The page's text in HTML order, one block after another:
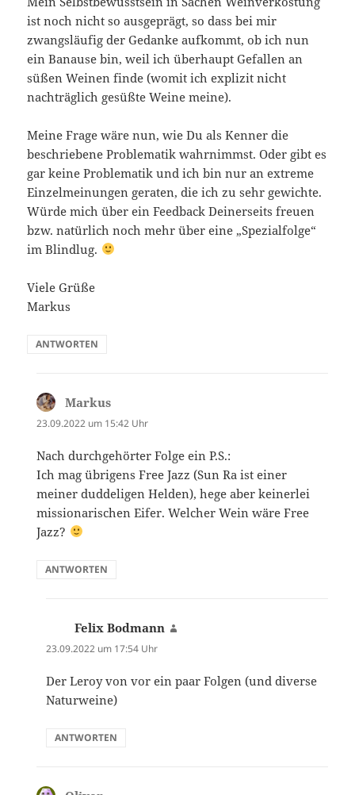
ist noch nicht so ausgeprägt, so dass bei mir
zwangsläufig der Gedanke aufkommt, ob ich nun
ein Banause bin, weil ich überhaupt Gefallen an
süßen Weinen finde (womit ich explizit nicht
nachträglich gesüßte Weine meine).
Meine Frage wäre nun, wie Du als Kenner die
beschriebene Problematik wahrnimmst. Oder gibt es
gar keine Problematik und ich bin nur an extreme
Einzelmeinungen geraten, die ich zu sehr gewichte.
Würde mich über ein Feedback Deinerseits freuen
bzw. natürlich noch mehr über eine „Spezialfolge“
im Blindlug.
Viele Grüße
Markus
ANTWORTEN
Markus
23.09.2022 um 15:42 Uhr
Nach durchgehörter Folge ein P.S.:
Ich mag übrigens Free Jazz (Sun Ra ist einer
meiner duddeligen Helden), hege aber keinerlei
missionarischen Eifer. Welcher Wein wäre Free
Jazz?
ANTWORTEN
Felix Bodmann
23.09.2022 um 17:54 Uhr
Der Leroy von vor ein paar Folgen (und diverse
Naturweine)
ANTWORTEN